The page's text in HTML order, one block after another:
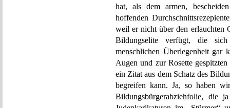
hat, als dem armen,
hoffenden
weil er nicht über den erlauchten
Bildungselite verfügt, die
menschlichen Überlegenheit gar
Augen und zur Rosette
ein Zitat aus dem Schatz des
begreifen kann. Ja, so haben
Bildungsbürgerabziehfolie, die